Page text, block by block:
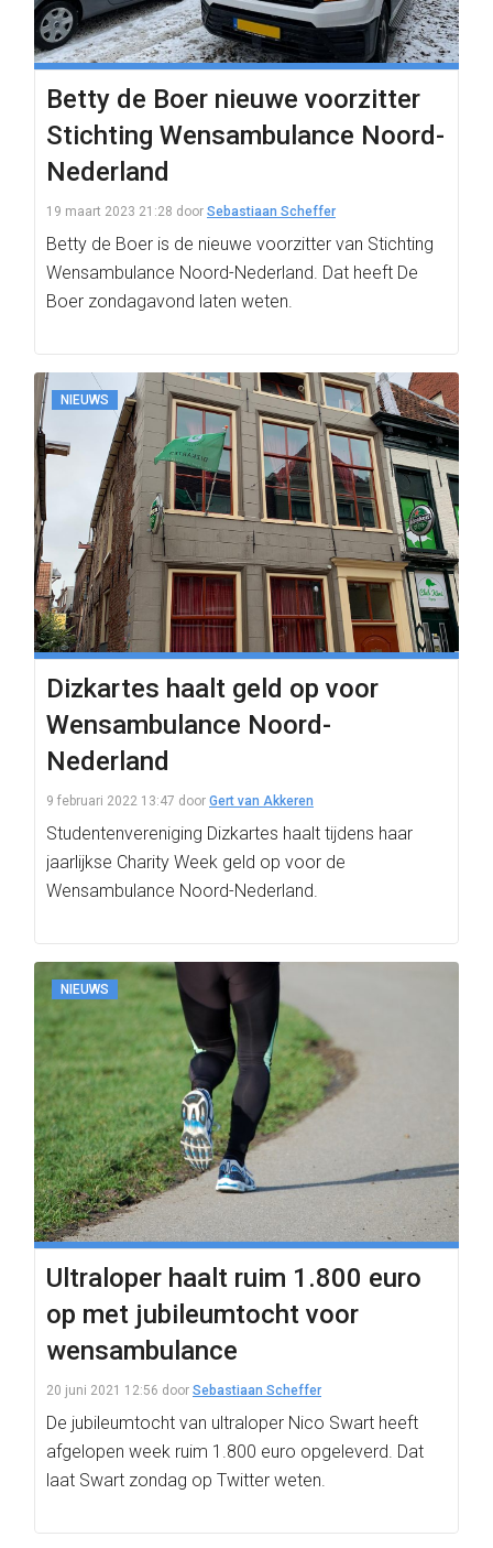
Betty de Boer nieuwe voorzitter
Stichting Wensambulance Noord-
Nederland
19 maart 2023 21:28 door Sebastiaan Scheffer
Betty de Boer is de nieuwe voorzitter van Stichting
Wensambulance Noord-Nederland. Dat heeft De
Boer zondagavond laten weten.
NIEUWS
Dizkartes haalt geld op voor
Wensambulance Noord-
Nederland
9 februari 2022 13:47 door Gert van Akkeren
Studentenvereniging Dizkartes haalt tijdens haar
jaarlijkse Charity Week geld op voor de
Wensambulance Noord-Nederland.
NIEUWS
Ultraloper haalt ruim 1.800 euro
op met jubileumtocht voor
wensambulance
20 juni 2021 12:56 door Sebastiaan Scheffer
De jubileumtocht van ultraloper Nico Swart heeft
afgelopen week ruim 1.800 euro opgeleverd. Dat
laat Swart zondag op Twitter weten.